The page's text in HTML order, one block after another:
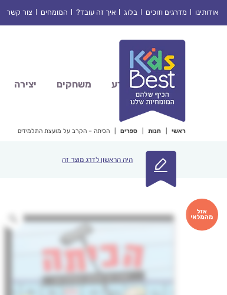
אודותינו מדרגים וזוכים בלוג איך זה עובד? המומחים צור קשר
מדע משחקים יצירה
ראשי חנות ספרים הכיתה – הקרב על מועצת התלמידים
היה הראשון לדרג מוצר זה